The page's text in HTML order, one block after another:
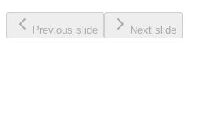
Previous slide Next slide